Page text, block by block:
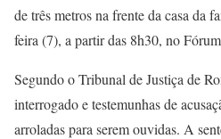
de três metros na frente da casa da
feira (7), a partir das 8h30, no
Segundo o Tribunal de Justiça de
interrogado e testemunhas de
arroladas para serem ouvidas. A